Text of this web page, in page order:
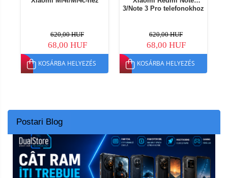
620,00 HUF
68,00 HUF
KOSÁRBA HELYEZÉS
3/Note 3 Pro telefonokhoz
620,00 HUF
68,00 HUF
KOSÁRBA HELYEZÉS
Postari Blog